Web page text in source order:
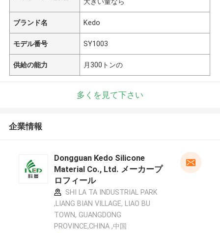
ブランド名 Kedo
モデル番号 SY1003
供給の能力 月300トンの
多くを見て下さい
企業情報
Dongguan Kedo Silicone
Material Co., Ltd. メーカープ
ロフィール
SHI LA TA INDUSTRIAL PARK
,LIANG BIAN VILLAGE, LIAO BU
TOWN, GUANGDONG
PROVINCE,CHINA ,中国